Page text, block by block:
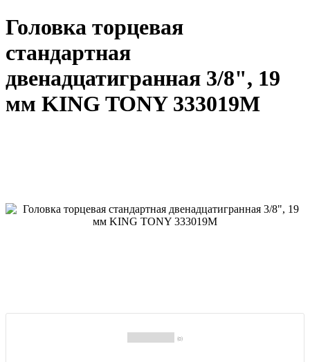
Головка торцевая
стандартная
двенадцатигранная 3/8", 19
мм KING TONY 333019M
(0)